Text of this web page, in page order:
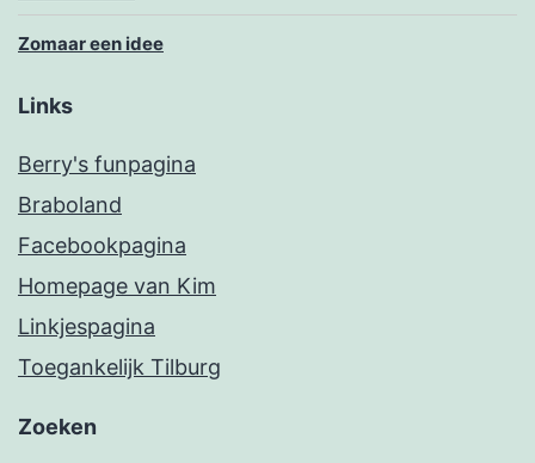
Zomaar een idee
Links
Berry's funpagina
Braboland
Facebookpagina
Homepage van Kim
Linkjespagina
Toegankelijk Tilburg
Zoeken